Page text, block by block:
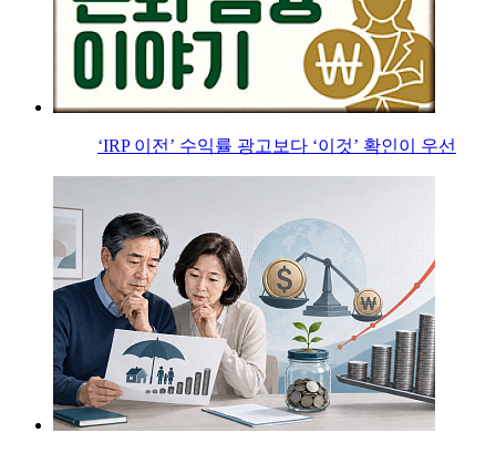
‘IRP 이전’ 수익률 광고보다 ‘이것’ 확인이 우선